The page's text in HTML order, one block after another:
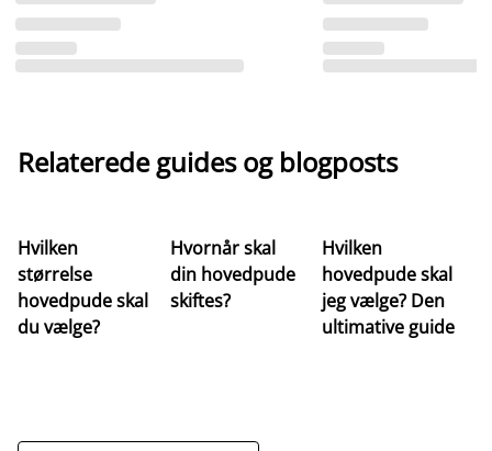
Relaterede guides og blogposts
Hvilken
størrelse
hovedpude skal
du vælge?
Hvornår skal
din hovedpude
skiftes?
Hvilken
hovedpude skal
jeg vælge? Den
ultimative guide